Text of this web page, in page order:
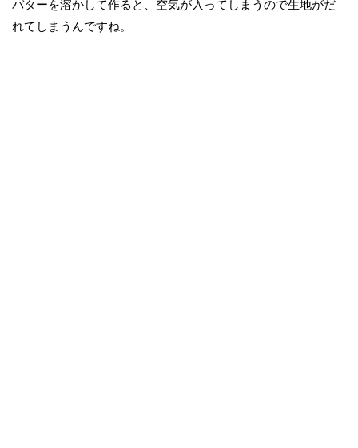
バターを溶かして作ると、空気が入ってしまうので生地がだ
れてしまうんですね。